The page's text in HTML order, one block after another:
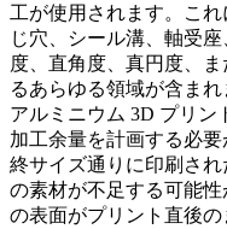
工が使用されます。こ
じ穴、シール溝、軸受
度、直角度、真円度、
るあらゆる領域が含まれ
アルミニウム 3D プリン
加工余量を計画する必
終サイズ通りに印刷さ
の素材が不足する可能
の表面がプリント直後